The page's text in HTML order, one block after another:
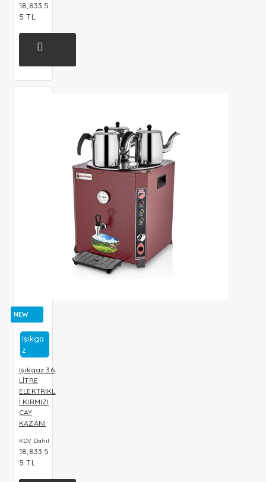
18,833.5
5 TL
NEW
Işıkga
Z
Işıkgaz 36
LİTRE
ELEKTRİKL
İ KIRMIZI
ÇAY
KAZANI
KDV Dahil
18,833.5
5 TL